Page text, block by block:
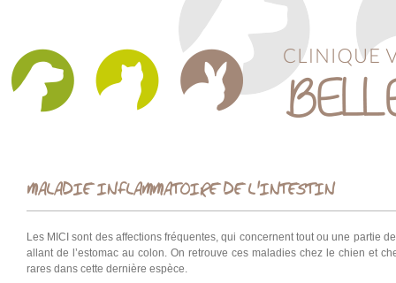
MALADIE INFLAMMATOIRE DE L'INTESTIN
Les MICI sont des affections fréquentes, qui concernent tout ou une partie
allant de l’estomac au colon. On retrouve ces maladies chez le chien et
rares dans cette dernière espèce.